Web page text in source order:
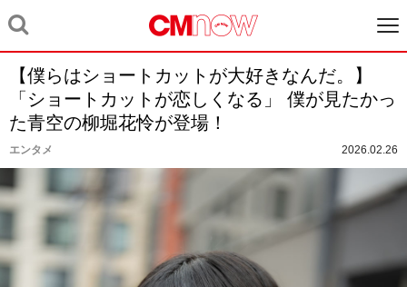
【僕らはショートカットが大好きなんだ。】
「ショートカットが恋しくなる」 僕が見たかっ
た青空の柳堀花怜が登場！
エンタメ 2026.02.26